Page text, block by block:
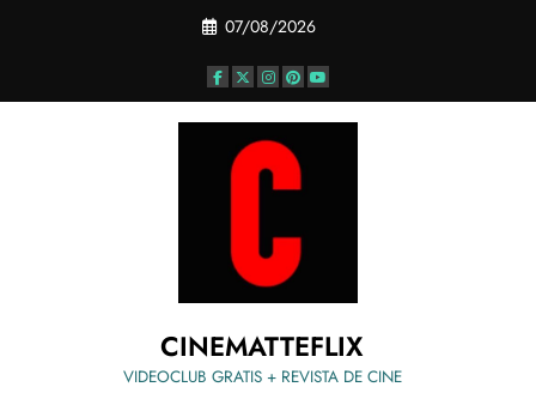
07/08/2026
CINEMATTEFLIX
VIDEOCLUB GRATIS + REVISTA DE CINE